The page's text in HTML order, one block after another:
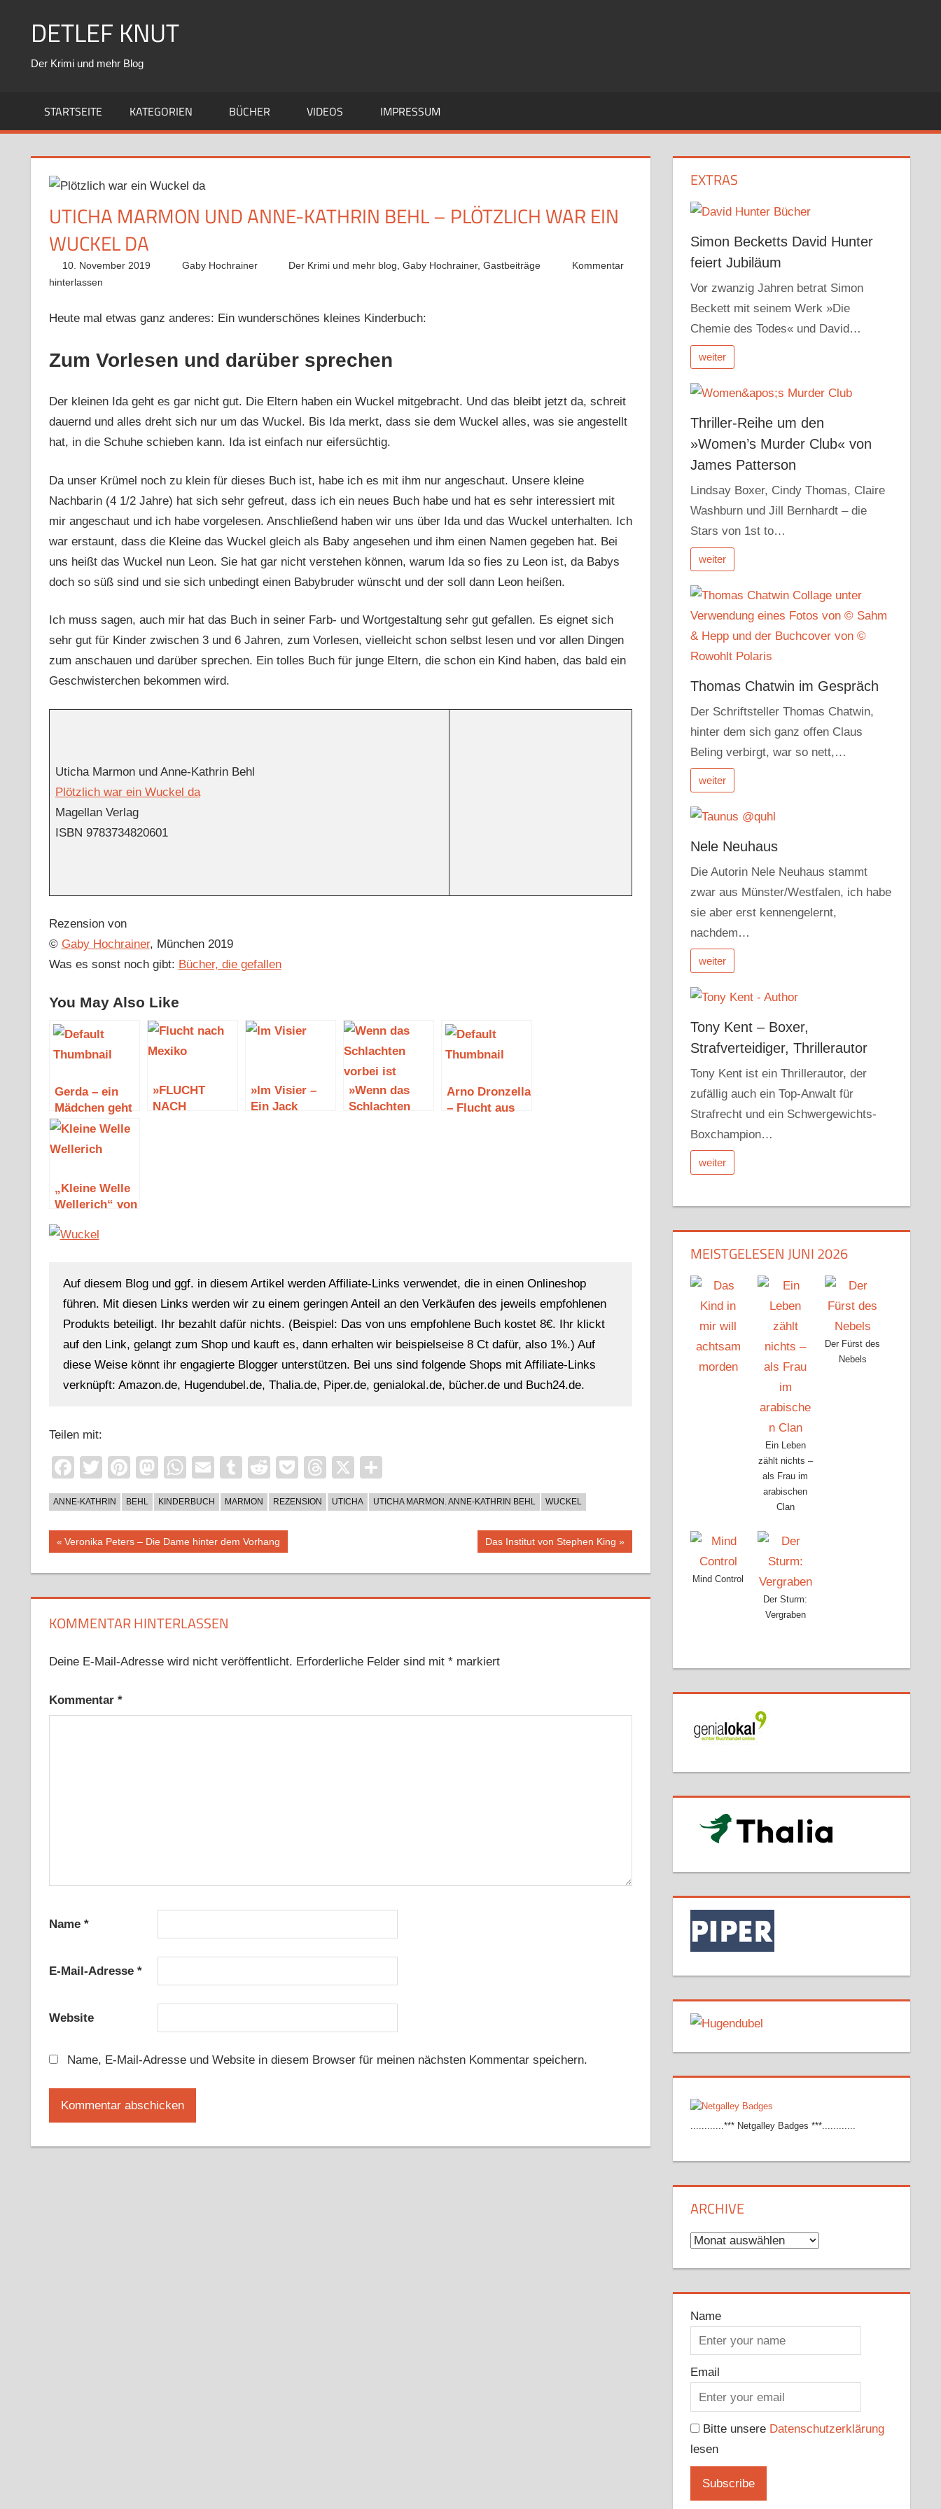
DETLEF KNUT
Der Krimi und mehr Blog
STARTSEITE KATEGORIEN BÜCHER VIDEOS IMPRESSUM
UTICHA MARMON UND ANNE-KATHRIN BEHL – PLÖTZLICH WAR EIN
WUCKEL DA
10. November 2019 Gaby Hochrainer Der Krimi und mehr blog ,Gaby Hochrainer,Gastbeiträge
Kommentar
hinterlassen
Heute mal etwas ganz anderes: Ein wunderschönes kleines Kinderbuch:
Zum Vorlesen und darüber sprechen
Der kleinen Ida geht es gar nicht gut. Die Eltern haben ein Wuckel mitgebracht. Und das bleibt jetzt da, schreit
dauernd und alles dreht sich nur um das Wuckel. Bis Ida merkt, dass sie dem Wuckel alles, was sie angestellt
hat, in die Schuhe schieben kann. Ida ist einfach nur eifersüchtig.
Da unser Krümel noch zu klein für dieses Buch ist, habe ich es mit ihm nur angeschaut. Unsere kleine
Nachbarin (4 1/2 Jahre) hat sich sehr gefreut, dass ich ein neues Buch habe und hat es sehr interessiert mit
mir angeschaut und ich habe vorgelesen. Anschließend haben wir uns über Ida und das Wuckel unterhalten. Ich
war erstaunt, dass die Kleine das Wuckel gleich als Baby angesehen und ihm einen Namen gegeben hat. Bei
uns heißt das Wuckel nun Leon. Sie hat gar nicht verstehen können, warum Ida so fies zu Leon ist, da Babys
doch so süß sind und sie sich unbedingt einen Babybruder wünscht und der soll dann Leon heißen.
Ich muss sagen, auch mir hat das Buch in seiner Farb- und Wortgestaltung sehr gut gefallen. Es eignet sich
sehr gut für Kinder zwischen 3 und 6 Jahren, zum Vorlesen, vielleicht schon selbst lesen und vor allen Dingen
zum anschauen und darüber sprechen. Ein tolles Buch für junge Eltern, die schon ein Kind haben, das bald ein
Geschwisterchen bekommen wird.
Uticha Marmon und Anne-Kathrin Behl
Plötzlich war ein Wuckel da
Magellan Verlag
ISBN 9783734820601
Rezension von
© Gaby Hochrainer, München 2019
Was es sonst noch gibt: Bücher, die gefallen
You May Also Like
Gerda – ein
Mädchen geht
seinen Weg
»FLUCHT
NACH
»Im Visier –
Ein Jack
»Wenn das
Schlachten
Arno Dronzella
– Flucht aus
„Kleine Welle
Wellerich“ von
Auf diesem Blog und ggf. in diesem Artikel werden Affiliate-Links verwendet, die in einen Onlineshop
führen. Mit diesen Links werden wir zu einem geringen Anteil an den Verkäufen des jeweils empfohlenen
Produkts beteiligt. Ihr bezahlt dafür nichts. (Beispiel: Das von uns empfohlene Buch kostet 8€. Ihr klickt
auf den Link, gelangt zum Shop und kauft es, dann erhalten wir beispielseise 8 Ct dafür, also 1%.) Auf
diese Weise könnt ihr engagierte Blogger unterstützen. Bei uns sind folgende Shops mit Affiliate-Links
verknüpft: Amazon.de, Hugendubel.de, Thalia.de, Piper.de, genialokal.de, bücher.de und Buch24.de.
Teilen mit:
Facebook
TwitterPinterest
Mastodon
WhatsApp
EmailTumblr
RedditPocketThreads
X
ANNE-KATHRIN BEHL KINDERBUCH MARMON REZENSION UTICHA UTICHA MARMON. ANNE-KATHRIN BEHL WUCKEL
Beitragsnavigation
Vorheriger
Veronika Peters – Die Dame hinter dem Vorhang
Nächster
Das Institut von Stephen King
KOMMENTAR HINTERLASSEN
Deine E-Mail-Adresse wird nicht veröffentlicht. Erforderliche Felder sind mit *markiert
Kommentar *
Name *
E-Mail-Adresse *
Website
Name, E-Mail-Adresse und Website in diesem Browser für meinen nächsten Kommentar speichern.
EXTRAS
Simon Becketts David Hunter
feiert Jubiläum
Vor zwanzig Jahren betrat Simon
Beckett mit seinem Werk »Die
Chemie des Todes« und David…
weiter
Thriller-Reihe um den
»Women’s Murder Club« von
James Patterson
Lindsay Boxer, Cindy Thomas, Claire
Washburn und Jill Bernhardt – die
Stars von 1st to…
weiter
Thomas Chatwin im Gespräch
Der Schriftsteller Thomas Chatwin,
hinter dem sich ganz offen Claus
Beling verbirgt, war so nett,…
weiter
Nele Neuhaus
Die Autorin Nele Neuhaus stammt
zwar aus Münster/Westfalen, ich habe
sie aber erst kennengelernt,
nachdem…
weiter
Tony Kent – Boxer,
Strafverteidiger, Thrillerautor
Tony Kent ist ein Thrillerautor, der
zufällig auch ein Top-Anwalt für
Strafrecht und ein Schwergewichts-
Boxchampion…
weiter
MEISTGELESEN JUNI 2026
Ein Leben
zählt nichts –
als Frau im
arabischen
Clan
Der Fürst des
Nebels
Mind Control
Der Sturm:
Vergraben
............*** Netgalley Badges ***............
ARCHIVE
Archive
Name
Email
Bitte unsere Datenschutzerklärung
lesen